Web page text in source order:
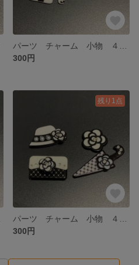
300円
残り1点
300円